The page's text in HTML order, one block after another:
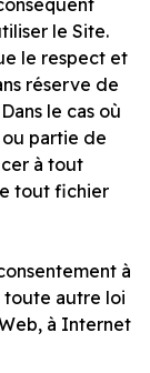
le Site.
le respect et
réserve de
le cas où
partie de
à tout
tout fichier
à
toute autre loi
à Internet